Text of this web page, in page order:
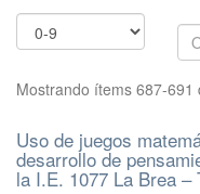
Mostrando ítems 687-691
Uso de juegos
desarrollo de
la I.E. 1077 La Brea –